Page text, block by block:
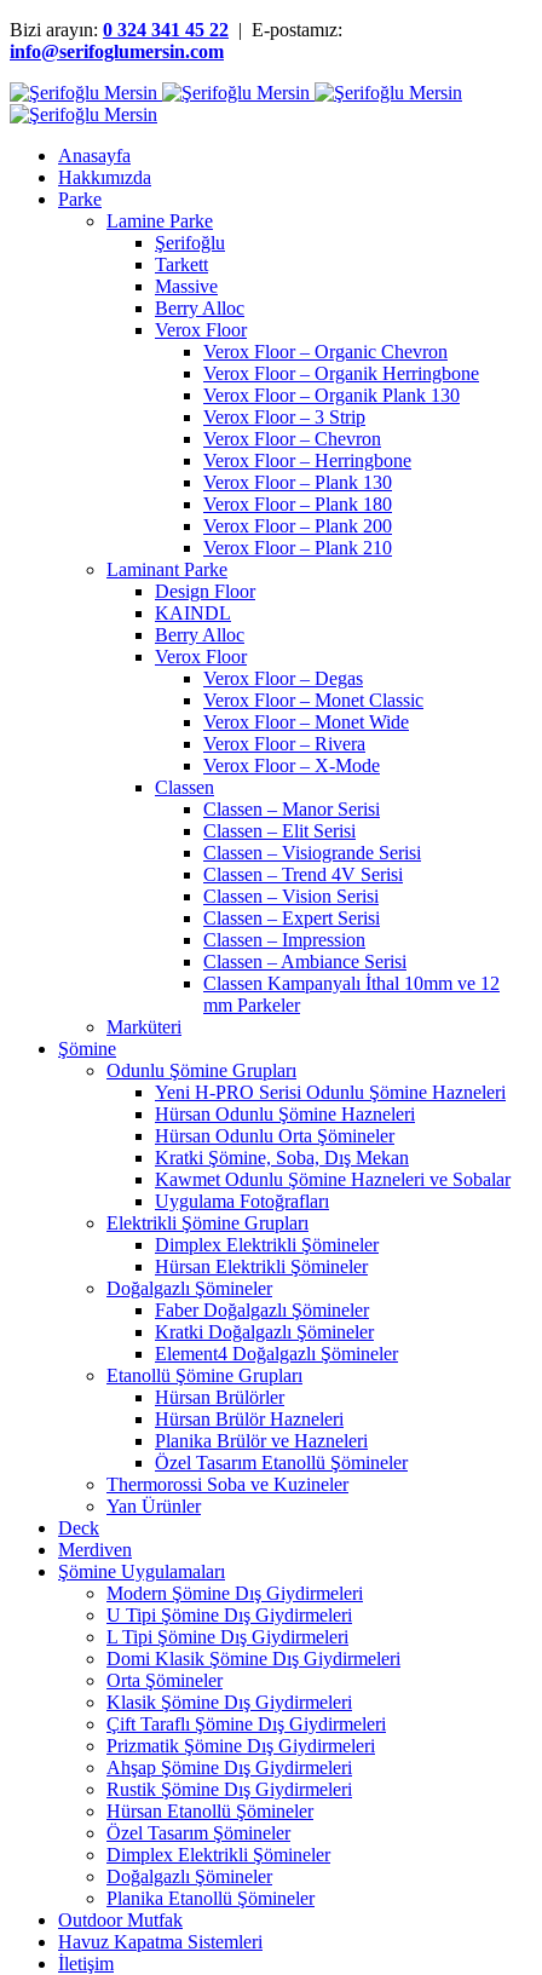
Bizi arayın: 0 324 341 45 22 | E-postamız:
info@serifoglumersin.com
Anasayfa
Hakkımızda
Parke
Lamine Parke
Şerifoğlu
Tarkett
Massive
Berry Alloc
Verox Floor
Verox Floor – Organic Chevron
Verox Floor – Organik Herringbone
Verox Floor – Organik Plank 130
Verox Floor – 3 Strip
Verox Floor – Chevron
Verox Floor – Herringbone
Verox Floor – Plank 130
Verox Floor – Plank 180
Verox Floor – Plank 200
Verox Floor – Plank 210
Laminant Parke
Design Floor
KAINDL
Berry Alloc
Verox Floor
Verox Floor – Degas
Verox Floor – Monet Classic
Verox Floor – Monet Wide
Verox Floor – Rivera
Verox Floor – X-Mode
Classen
Classen – Manor Serisi
Classen – Elit Serisi
Classen – Visiogrande Serisi
Classen – Trend 4V Serisi
Classen – Vision Serisi
Classen – Expert Serisi
Classen – Impression
Classen – Ambiance Serisi
Classen Kampanyalı İthal 10mm ve 12
mm Parkeler
Marküteri
Şömine
Odunlu Şömine Grupları
Yeni H-PRO Serisi Odunlu Şömine Hazneleri
Hürsan Odunlu Şömine Hazneleri
Hürsan Odunlu Orta Şömineler
Kratki Şömine, Soba, Dış Mekan
Kawmet Odunlu Şömine Hazneleri ve Sobalar
Uygulama Fotoğrafları
Elektrikli Şömine Grupları
Dimplex Elektrikli Şömineler
Hürsan Elektrikli Şömineler
Doğalgazlı Şömineler
Faber Doğalgazlı Şömineler
Kratki Doğalgazlı Şömineler
Element4 Doğalgazlı Şömineler
Etanollü Şömine Grupları
Hürsan Brülörler
Hürsan Brülör Hazneleri
Planika Brülör ve Hazneleri
Özel Tasarım Etanollü Şömineler
Thermorossi Soba ve Kuzineler
Yan Ürünler
Deck
Merdiven
Şömine Uygulamaları
Modern Şömine Dış Giydirmeleri
U Tipi Şömine Dış Giydirmeleri
L Tipi Şömine Dış Giydirmeleri
Domi Klasik Şömine Dış Giydirmeleri
Orta Şömineler
Klasik Şömine Dış Giydirmeleri
Çift Taraflı Şömine Dış Giydirmeleri
Prizmatik Şömine Dış Giydirmeleri
Ahşap Şömine Dış Giydirmeleri
Rustik Şömine Dış Giydirmeleri
Hürsan Etanollü Şömineler
Özel Tasarım Şömineler
Dimplex Elektrikli Şömineler
Doğalgazlı Şömineler
Planika Etanollü Şömineler
Outdoor Mutfak
Havuz Kapatma Sistemleri
İletişim